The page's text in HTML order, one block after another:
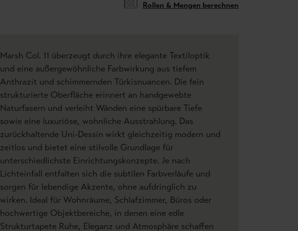
Rollen & Mengen berechnen
Marsh Col. 11 überzeugt durch ihre elegante Textiloptik
und eine außergewöhnliche Farbwirkung aus tiefem
Anthrazit und schimmernden Türkisnuancen. Die fein
strukturierte Oberfläche erinnert an handgewebte
Naturfasern und verleiht Wänden eine spürbare Tiefe
sowie eine luxuriöse, wohnliche Ausstrahlung. Das
zurückhaltende Uni-Dessin wirkt gleichzeitig modern und
zeitlos und bietet eine stilvolle Grundlage für
unterschiedlichste Einrichtungskonzepte. Je nach
Lichteinfall entfalten sich die subtilen Farbverläufe und
sorgen für lebendige Akzente, ohne aufdringlich zu
wirken. Ideal für Wohnräume, Schlafzimmer, Büros oder
hochwertige Objektbereiche, in denen eine edle
Strukturtapete Ruhe, Eleganz und Atmosphäre schaffen